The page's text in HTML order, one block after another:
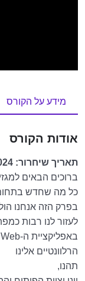
מידע על הקורס
אודות הקורס
תאריך שיחרור: 19.02.2024
ברוכים הבאים
כל מה שחדש בתחום
בפרק הזה אנחנו
לעזור לנו רבות
הרלוונטיים אלינו
תהנו,